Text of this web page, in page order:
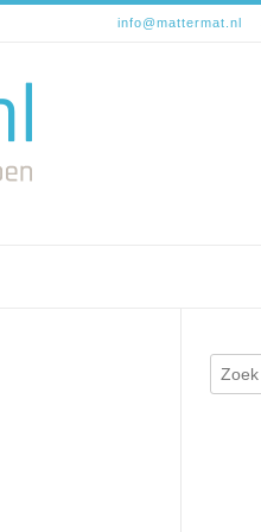
info@mattermat.nl